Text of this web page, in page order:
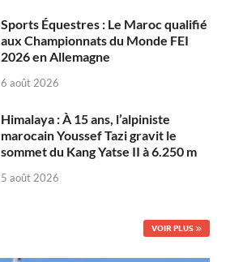
Sports Équestres : Le Maroc qualifié
aux Championnats du Monde FEI
2026 en Allemagne
6 août 2026
Himalaya : À 15 ans, l’alpiniste
marocain Youssef Tazi gravit le
sommet du Kang Yatse II à 6.250 m
5 août 2026
VOIR PLUS